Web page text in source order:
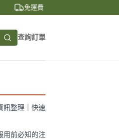
免運費
查詢訂單
訊整理｜快速
用前必知的注